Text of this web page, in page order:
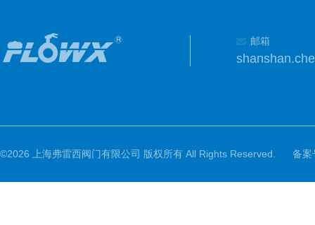
邮箱
©2026 上海弗雷西阀门有限公司 版权所有 All Rights Reserved. 备案